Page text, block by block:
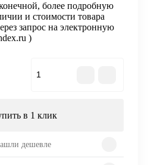
более подробную
и стоимости товара
запрос на электронную
)
в 1 клик
дешевле